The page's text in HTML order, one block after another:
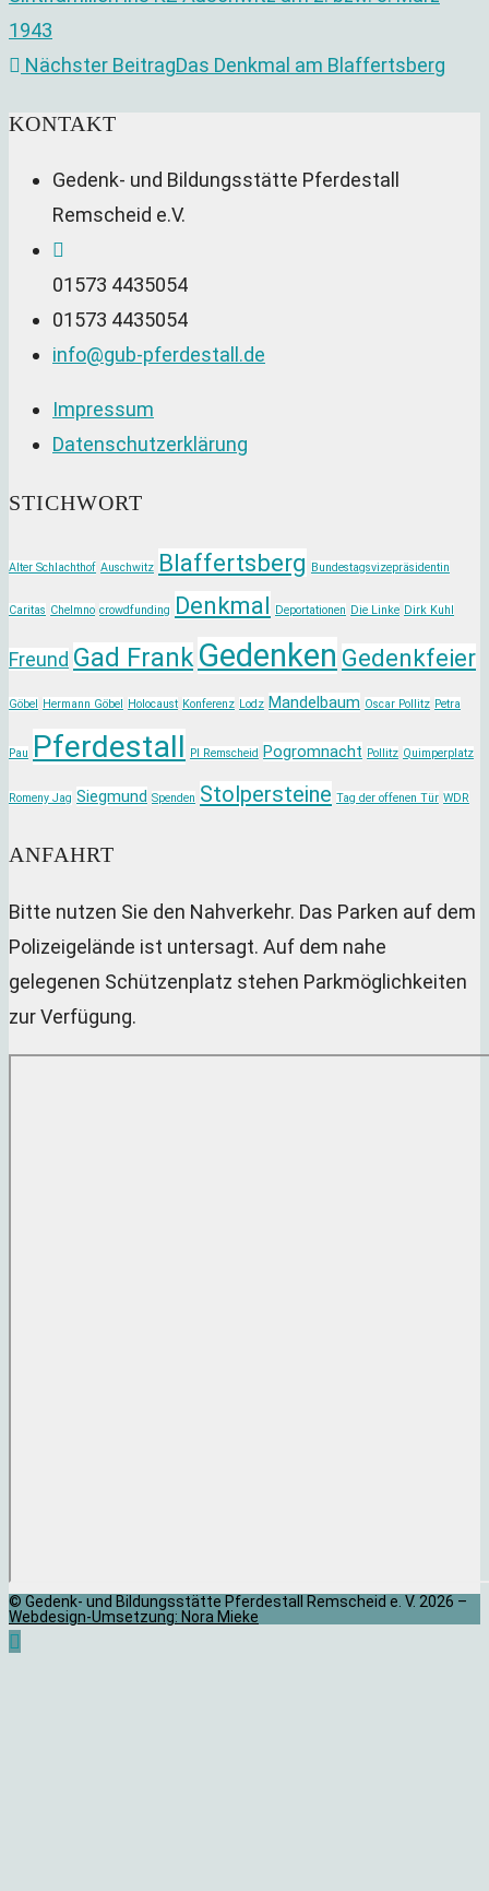
1943
Nächster BeitragDas Denkmal am Blaffertsberg
KONTAKT
Gedenk- und Bildungsstätte Pferdestall
Remscheid e.V.
01573 4435054
01573 4435054
info@gub-pferdestall.de
Impressum
Datenschutzerklärung
STICHWORT
Alter Schlachthof Auschwitz Blaffertsberg Bundestagsvizepräsidentin
Caritas Chelmno crowdfunding Denkmal Deportationen Die Linke Dirk Kuhl
Freund Gad Frank Gedenken Gedenkfeier
Göbel Hermann Göbel Holocaust Konferenz Lodz Mandelbaum Oscar Pollitz Petra
Pau Pferdestall PI Remscheid Pogromnacht Pollitz Quimperplatz
Romeny Jag Siegmund Spenden Stolpersteine Tag der offenen Tür WDR
ANFAHRT
Bitte nutzen Sie den Nahverkehr. Das Parken auf dem
Polizeigelände ist untersagt. Auf dem nahe
gelegenen Schützenplatz stehen Parkmöglichkeiten
zur Verfügung.
© Gedenk- und Bildungsstätte Pferdestall Remscheid e. V. 2026 –
Webdesign-Umsetzung: Nora Mieke